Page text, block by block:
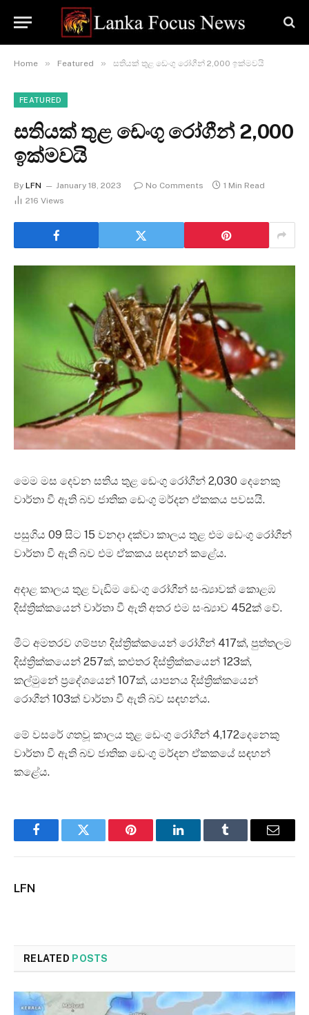
Home » Featured » සතියක් තුළ ඩෙංගු රෝගීන් 2,000 ඉක්මවයි
FEATURED
සතියක් තුළ ඩෙංගු රෝගීන් 2,000
ඉක්මවයි
By LFN January 18, 2023 No Comments
1 Min Read
216 Views
මෙම මස දෙවන සතිය තුළ ඩෙංගු රෝගීන් 2,030 දෙනෙකු
වාර්තා වී ඇති බව ජාතික ඩෙංගු මර්දන ඒකකය පවසයි.
පසුගිය 09 සිට 15 වනදා දක්වා කාලය තුළ එම ඩෙංගු රෝගීන්
වාර්තා වී ඇති බව එම ඒකකය සඳහන් කළේය.
අදාළ කාලය තුළ වැඩිම ඩෙංගු රෝගීන් සංඛ්‍යාවක් කොළඹ
දිස්ත්‍රික්කයෙන් වාර්තා වී ඇති අතර එම සංඛ්‍යාව 452ක් වේ.
මීට අමතරව ගම්පහ දිස්ත්‍රික්කයෙන් රෝගීන් 417ක්, පුත්තලම
දිස්ත්‍රික්කයෙන් 257ක්, කළුතර දිස්ත්‍රික්කයෙන් 123ක්,
කල්මුනේ ප්‍රදේශයෙන් 107ක්, යාපනය දිස්ත්‍රික්කයෙන්
රොගීන් 103ක් වාර්තා වී ඇති බව සඳහන්ය.
මේ වසරේ ගතවූ කාලය තුළ ඩෙංගු රෝගීන් 4,172දෙනෙකු
වාර්තා වී ඇති බව ජාතික ඩෙංගු මර්දන ඒකකයේ සඳහන්
කළේය.
FacebookTwitter Pinterest LinkedInTumblr Email
LFN
RELATED POSTS